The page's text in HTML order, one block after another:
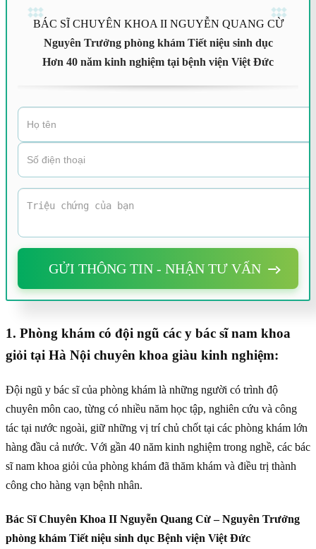
BÁC SĨ CHUYÊN KHOA II NGUYỄN QUANG CỪ
Nguyên Trưởng phòng khám Tiết niệu sinh dục
Hơn 40 năm kinh nghiệm tại bệnh viện Việt Đức
GỬI THÔNG TIN - NHẬN TƯ VẤN
1. Phòng khám có đội ngũ các y bác sĩ nam khoa
giỏi tại Hà Nội chuyên khoa giàu kinh nghiệm:
Đội ngũ y bác sĩ của phòng khám là những người có trình độ
chuyên môn cao, từng có nhiều năm học tập, nghiên cứu và công
tác tại nước ngoài, giữ những vị trí chủ chốt tại các phòng khám lớn
hàng đầu cả nước. Với gần 40 năm kinh nghiệm trong nghề, các bác
sĩ nam khoa giỏi của phòng khám đã thăm khám và điều trị thành
công cho hàng vạn bệnh nhân.
Bác Sĩ Chuyên Khoa II Nguyễn Quang Cừ – Nguyên Trưởng
phòng khám Tiết niệu sinh dục Bệnh viện Việt Đức